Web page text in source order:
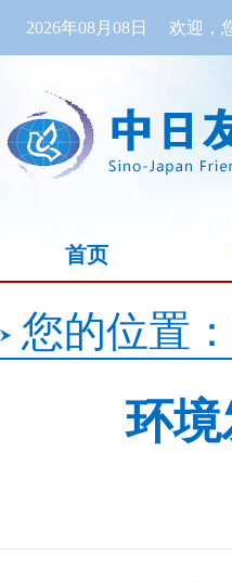
2026年08月08日 欢迎，
首页
您的位置：
环